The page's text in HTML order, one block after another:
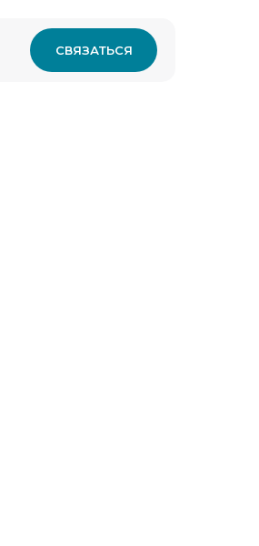
СВЯЗАТЬСЯ